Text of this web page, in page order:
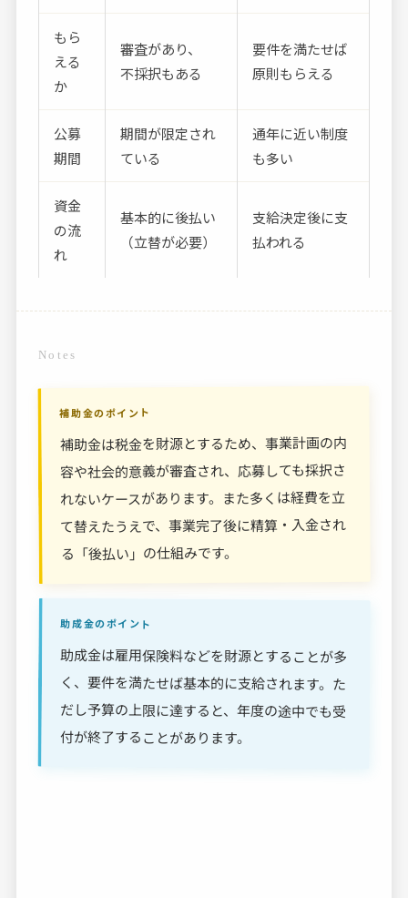
もら
える
か
審査があり、
不採択もある
要件を満たせば
原則もらえる
公募
期間
期間が限定され
ている
通年に近い制度
も多い
資金
の流
れ
基本的に後払い
（立替が必要）
支給決定後に支
払われる
Notes
補助金のポイント
補助金は税金を財源とするため、事業計画の内
容や社会的意義が審査され、応募しても採択さ
れないケースがあります。また多くは経費を立
て替えたうえで、事業完了後に精算・入金され
る「後払い」の仕組みです。
助成金のポイント
助成金は雇用保険料などを財源とすることが多
く、要件を満たせば基本的に支給されます。た
だし予算の上限に達すると、年度の途中でも受
付が終了することがあります。